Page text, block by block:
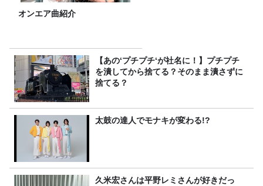
オンエア曲紹介
【あの‘プチプチ‘が社名に！】プチプチ
を潰してから捨てる？そのまま潰さずに
捨てる？
太鼓の達人でモナキが変わる!?
久米宏さんは平野レミさんが好きだっ